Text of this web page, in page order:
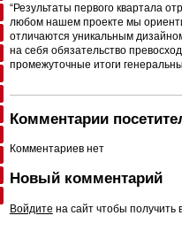
“Результаты первого квартала
любом нашем проекте мы
отличаются уникальным
на себя обязательство
промежуточные итоги
Комментарии
Комментариев нет
Новый комментарий
Войдите на сайт чтобы получить